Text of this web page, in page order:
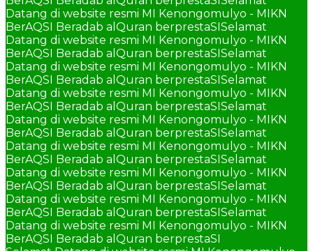
Datang di website resmi MI Kenongomulyo - MIKN
BerAQSI Beradab alQuran berprestaSISelamat
Datang di website resmi MI Kenongomulyo - MIKN
BerAQSI Beradab alQuran berprestaSISelamat
Datang di website resmi MI Kenongomulyo - MIKN
BerAQSI Beradab alQuran berprestaSISelamat
Datang di website resmi MI Kenongomulyo - MIKN
BerAQSI Beradab alQuran berprestaSISelamat
Datang di website resmi MI Kenongomulyo - MIKN
BerAQSI Beradab alQuran berprestaSISelamat
Datang di website resmi MI Kenongomulyo - MIKN
BerAQSI Beradab alQuran berprestaSISelamat
Datang di website resmi MI Kenongomulyo - MIKN
BerAQSI Beradab alQuran berprestaSISelamat
Datang di website resmi MI Kenongomulyo - MIKN
BerAQSI Beradab alQuran berprestaSISelamat
Datang di website resmi MI Kenongomulyo - MIKN
BerAQSI Beradab alQuran berprestaSI